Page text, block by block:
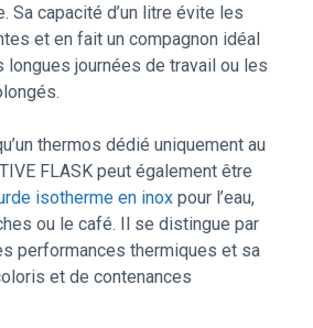
Sa capacité d’un litre évite les
et en fait un compagnon idéal
longues journées de travail ou les
thermos dédié uniquement au
FLASK peut également être
isotherme en inox pour l’eau,
ou le café. Il se distingue par
performances thermiques et sa
et de contenances